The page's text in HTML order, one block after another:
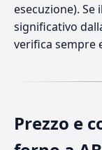
esecuzione).
significativo
verifica sempre
Prezzo e